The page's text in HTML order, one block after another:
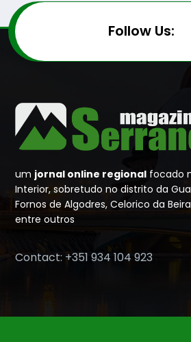
Follow Us:
um jornal online regional focado
Interior, sobretudo no distrito da
Fornos de Algodres, Celorico da
entre outros
Contact: +351 934 104 923